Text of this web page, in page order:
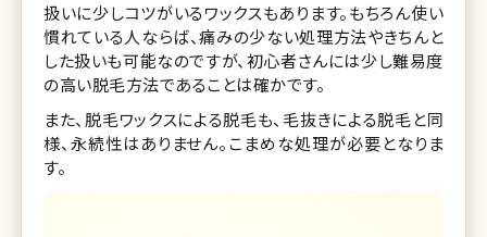
扱いに少しコツがいるワックスもあります。もちろん使い
慣れている人ならば、痛みの少ない処理方法やきちんと
した扱いも可能なのですが、初心者さんには少し難易度
の高い脱毛方法であることは確かです。
また、脱毛ワックスによる脱毛も、毛抜きによる脱毛と同
様、永続性はありません。こまめな処理が必要となりま
す。